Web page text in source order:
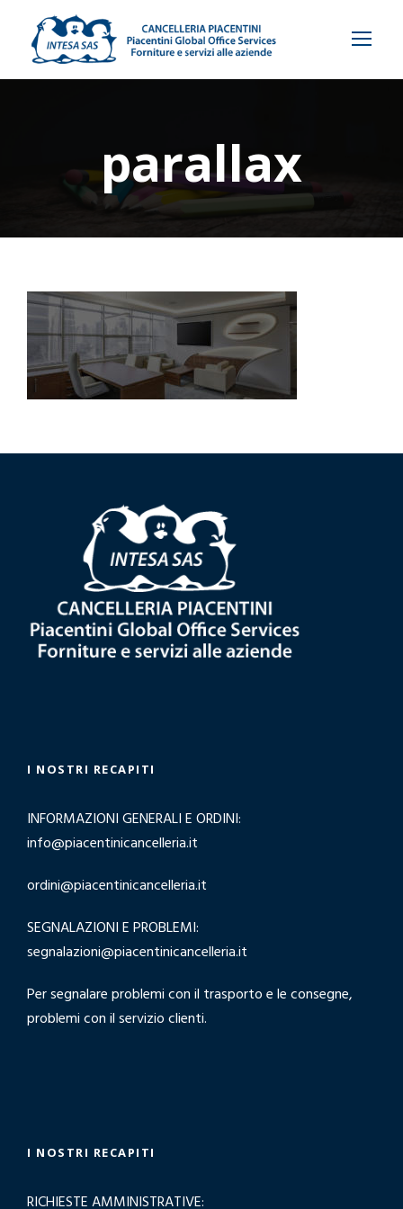
parallax
I NOSTRI RECAPITI
INFORMAZIONI GENERALI E ORDINI:
info@piacentinicancelleria.it
ordini@piacentinicancelleria.it
SEGNALAZIONI E PROBLEMI:
segnalazioni@piacentinicancelleria.it
Per segnalare problemi con il trasporto e le consegne,
problemi con il servizio clienti.
I NOSTRI RECAPITI
RICHIESTE AMMINISTRATIVE: